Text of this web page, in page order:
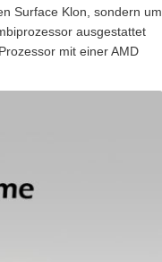
Surface Klon, sondern um
ausgestattet
mit einer AMD